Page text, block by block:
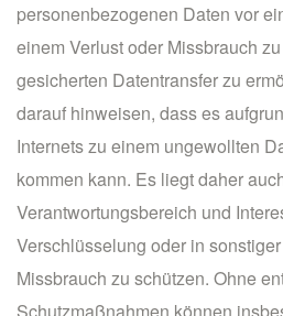
personenbezogenen Daten vor
einem Verlust oder Missbrauch
gesicherten Datentransfer zu
darauf hinweisen, dass es
Internets zu einem ungewollten
kommen kann. Es liegt daher
Verantwortungsbereich und
Verschlüsselung oder in
Missbrauch zu schützen. Ohne